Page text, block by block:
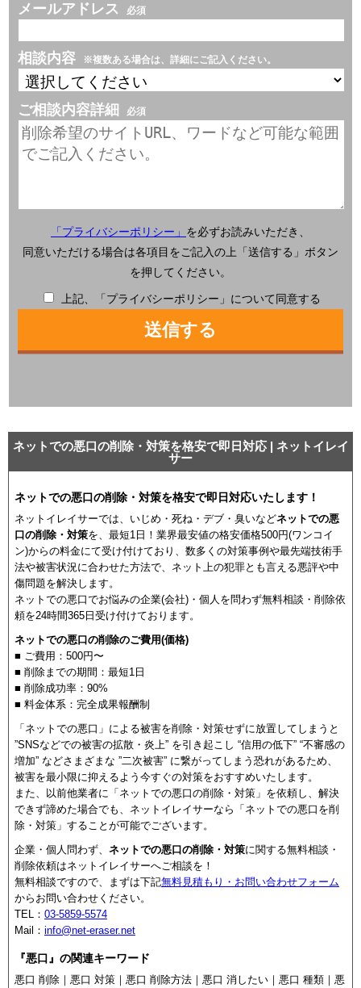
メールアドレス 必須
相談内容 ※複数ある場合は、詳細にご記入ください。
ご相談内容詳細 必須
「プライバシーポリシー」 を必ずお読みいただき、
同意いただける場合は各項目をご記入の上「送信する」ボタン
を押してください。
上記、「プライバシーポリシー」について同意する
ネットでの悪口の削除・対策を格安で即日対応 | ネットイレイ
サー
ネットでの悪口の削除・対策を格安で即日対応いたします！
ネットイレイサーでは、いじめ・死ね・デブ・臭いなどネットでの悪
口の削除・対策を、最短1日！業界最安値の格安価格500円(ワンコイ
ン)からの料金にて受け付けており、数多くの対策事例や最先端技術手
法や被害状況に合わせた方法で、ネット上の犯罪とも言える悪評や中
傷問題を解決します。
ネットでの悪口でお悩みの企業(会社)・個人を問わず無料相談・削除依
頼を24時間365日受け付けております。
ネットでの悪口の削除のご費用(価格)
■ ご費用：500円〜
■ 削除までの期間：最短1日
■ 削除成功率：90%
■ 料金体系：完全成果報酬制
「ネットでの悪口」による被害を削除・対策せずに放置してしまうと
”SNSなどでの被害の拡散・炎上” を引き起こし “信用の低下” “不審感の
増加” などさまざまな ”二次被害” に繋がってしまう恐れがあるため、
被害を最小限に抑えるよう今すぐの対策をおすすめいたします。
また、以前他業者に「ネットでの悪口の削除・対策」を依頼し、解決
できず諦めた場合でも、ネットイレイサーなら「ネットでの悪口を削
除・対策」することが可能でございます。
企業・個人問わず、 ネットでの悪口の削除・対策に関する無料相談・
削除依頼はネットイレイサーへご相談を！
無料相談ですので、まずは下記無料見積もり・お問い合わせフォーム
からお問い合わせください。
TEL： 03-5859-5574
Mail： info@net-eraser.net
『悪口』の関連キーワード
悪口 削除｜悪口 対策｜悪口 削除方法｜悪口 消したい｜悪口 種類｜悪